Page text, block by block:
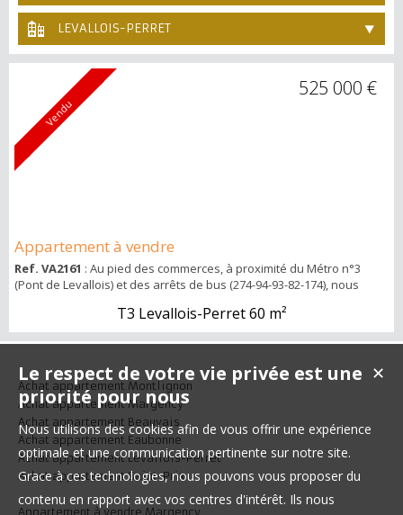
LEVALLOIS-PERRET
Vendu
Appartement à vendre
Ref. VA2161 : Au pied des commerces, à proximité du Métro n°3
(Pont de Levallois) et des arrêts de bus (274-94-93-82-174), nous
étage d'un bel immeuble ancien avec ascenseur, il est doté d'une
belle luminosité grâce à sa double exposition et se compose
comme suit : Entrée, salle de bains avec wc, cuisine, séjour, 2
chambres, un bureau et u...
T3 Levallois-Perret60 m²
525 000 €
Achat appartement Montlignon
Achat appartement Margency
Achat appartement Beauvais
Achat appartement Eaubonne
Achat appartement Levallois-Perret
Achat appartement Saint-Prix
Appartement à vendre Margency
✕
Le respect de votre vie privée est une
priorité pour nous
Nous utilisons des cookies afin de vous offrir une expérience
optimale et une communication pertinente sur notre site.
Grace à ces technologies, nous pouvons vous proposer du
contenu en rapport avec vos centres d'intérêt. Ils nous